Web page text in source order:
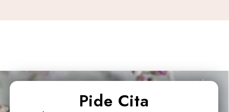
Pide Cita